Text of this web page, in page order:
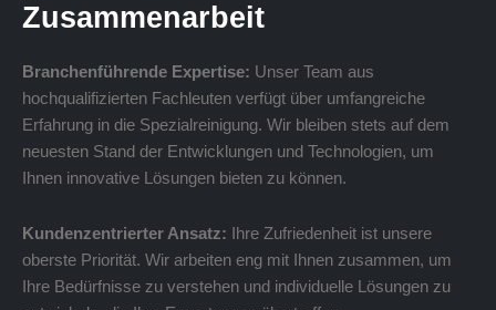
Zusammenarbeit
Branchenführende Expertise: Unser Team aus
hochqualifizierten Fachleuten verfügt über umfangreiche
Erfahrung in die Spezialreinigung. Wir bleiben stets auf dem
neuesten Stand der Entwicklungen und Technologien, um
Ihnen innovative Lösungen bieten zu können.
Kundenzentrierter Ansatz: Ihre Zufriedenheit ist unsere
oberste Priorität. Wir arbeiten eng mit Ihnen zusammen, um
Ihre Bedürfnisse zu verstehen und individuelle Lösungen zu